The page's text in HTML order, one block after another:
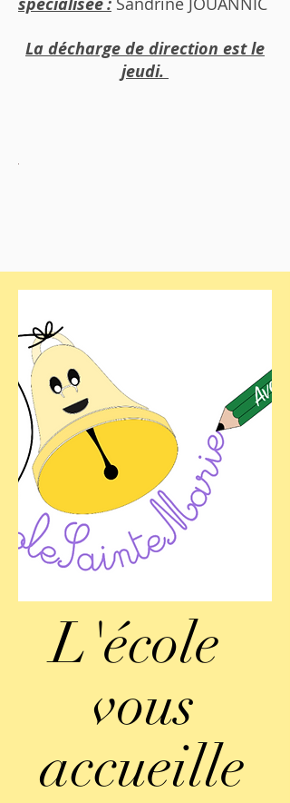
La décharge de direction est le
jeudi.
L'école
vous
accueille